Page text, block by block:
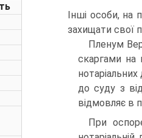
Інші особи, на
захищати свої
Пленум
скаргами на
до суду з
відмовляє в
При